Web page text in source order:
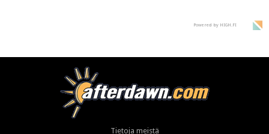
Powered by HIGH.FI
Tietoja meistä